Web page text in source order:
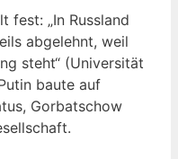
fest: „In Russland
abgelehnt, weil
steht“ (Universität
baute auf
Gorbatschow